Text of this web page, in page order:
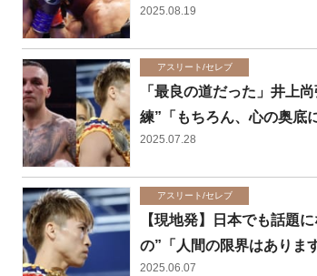
2025.08.19
アスリート/セレブ
「最良の道だった」井上
練”「もちろん、心の奥底
2025.07.28
アスリート/セレブ
【現地発】日本でも話題
の”「人間の限界はありま
2025.06.07